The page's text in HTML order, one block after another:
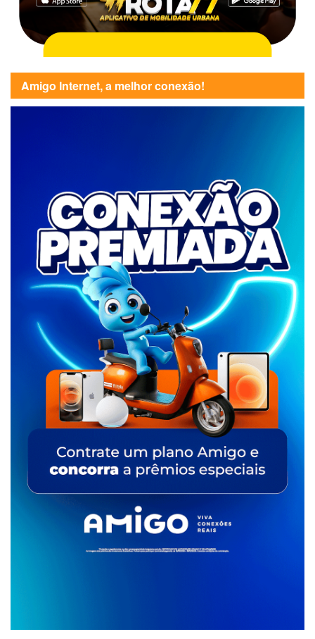
Amigo Internet, a melhor conexão!